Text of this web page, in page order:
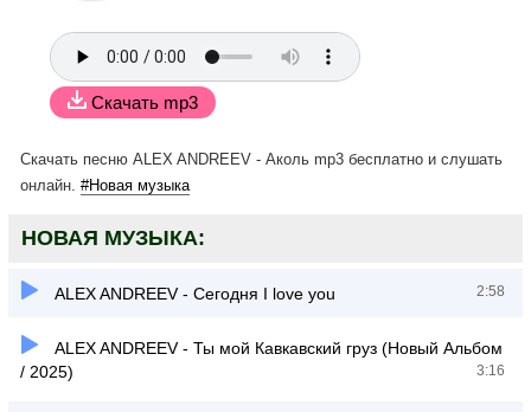
Скачать mp3
Скачать песню ALEX ANDREEV - Аколь mp3 бесплатно и слушать
онлайн. #Новая музыка
НОВАЯ МУЗЫКА:
ALEX ANDREEV - Сегодня I love you 2:58
ALEX ANDREEV - Ты мой Кавкавский груз (Новый Альбом
/ 2025)
3:16